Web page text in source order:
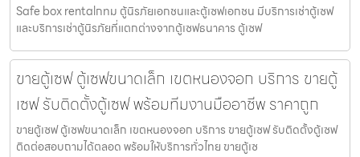
Safe box rentalกทม ตู้นิรภัยเอกชนและตู้เซฟเอกชน มีบริการเช่าตู้เซฟ
และบริการเช่าตู้นิรภัยที่แตกต่างจากตู้เซฟธนาคาร ตู้เซฟ
ขายตู้เซฟ ตู้เซฟขนาดเล็ก เขตหนองจอก บริการ ขายตู้
เซฟ รับติดตั้งตู้เซฟ พร้อมทีมงานมืออาชีพ ราคาถูก
ขายตู้เซฟ ตู้เซฟขนาดเล็ก เขตหนองจอก บริการ ขายตู้เซฟ รับติดตั้งตู้เซฟ
ติดต่อสอบถามได้ตลอด พร้อมให้บริการทั่วไทย ขายตู้เซ